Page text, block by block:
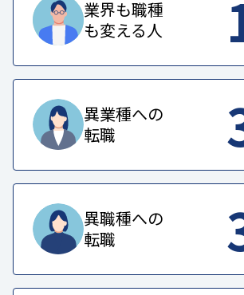
業界も職種
も変える人
異業種への
転職
異職種への
転職